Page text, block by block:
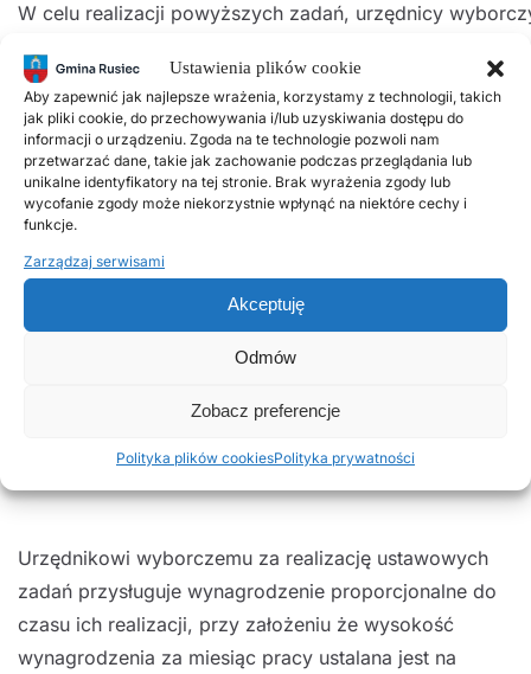
Ustawienia plików cookie
Aby zapewnić jak najlepsze wrażenia, korzystamy z technologii, takich
jak pliki cookie, do przechowywania i/lub uzyskiwania dostępu do
informacji o urządzeniu. Zgoda na te technologie pozwoli nam
przetwarzać dane, takie jak zachowanie podczas przeglądania lub
unikalne identyfikatory na tej stronie. Brak wyrażenia zgody lub
wycofanie zgody może niekorzystnie wpłynąć na niektóre cechy i
funkcje.
Zarządzaj serwisami
Akceptuję
Odmów
Zobacz preferencje
Polityka plików cookiesPolityka prywatności
W celu realizacji powyższych zadań, urzędnicy
wyborczego, tj.
Państwową Komisją Wyborczą,
Komisarzem Wyborczym, okręgowymi, rejonowymi,
terytorialnymi i obwodowymi komisjami
wyborczymi oraz innymi podmiotami.
Szczegółowy zakres
Państwowej Komisji Wyborczej z dnia
lutego 2019 r. w sprawie określenia
zadań
ich realizację, a także
terytorialnego (M.P. 2019 poz. 260).
Urzędnikowi wyborczemu za realizację ustawowych
zadań przysługuje wynagrodzenie proporcjonalne do
czasu ich realizacji, przy założeniu że wysokość
wynagrodzenia za miesiąc pracy ustalana jest na